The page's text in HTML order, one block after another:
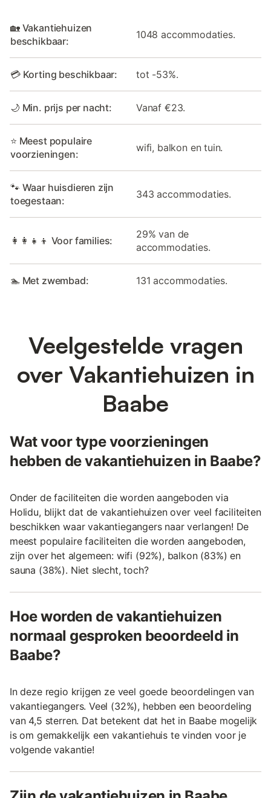
🏡 Vakantiehuizen
beschikbaar:
1048 accommodaties.
💳 Korting beschikbaar: tot -53%.
🌙 Min. prijs per nacht: Vanaf €23.
⭐ Meest populaire
voorzieningen:
wifi, balkon en tuin.
🐾 Waar huisdieren zijn
toegestaan:
343 accommodaties.
👩‍👩‍👧‍👦 Voor families:
29% van de
accommodaties.
🏊 Met zwembad: 131 accommodaties.
Veelgestelde vragen
over Vakantiehuizen in
Baabe
Wat voor type voorzieningen
hebben de vakantiehuizen in Baabe?
Onder de faciliteiten die worden aangeboden via
Holidu, blijkt dat de vakantiehuizen over veel faciliteiten
beschikken waar vakantiegangers naar verlangen! De
meest populaire faciliteiten die worden aangeboden,
zijn over het algemeen: wifi (92%), balkon (83%) en
sauna (38%). Niet slecht, toch?
Hoe worden de vakantiehuizen
normaal gesproken beoordeeld in
Baabe?
In deze regio krijgen ze veel goede beoordelingen van
vakantiegangers. Veel (32%), hebben een beoordeling
van 4,5 sterren. Dat betekent dat het in Baabe mogelijk
is om gemakkelijk een vakantiehuis te vinden voor je
volgende vakantie!